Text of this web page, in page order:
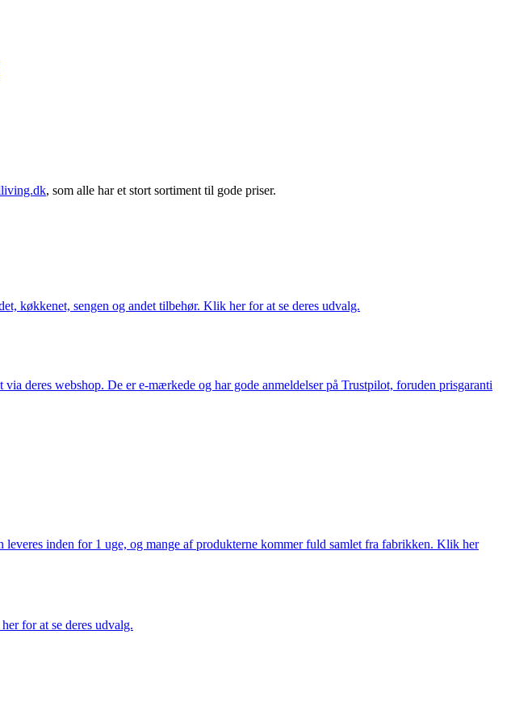
, som alle har et stort sortiment til gode priser.
køkkenet, sengen og andet tilbehør. Klik her for at se deres udvalg.
deres webshop. De er e-mærkede og har gode anmeldelser på Trustpilot, foruden prisgaranti
inden for 1 uge, og mange af produkterne kommer fuld samlet fra fabrikken. Klik her
for at se deres udvalg.